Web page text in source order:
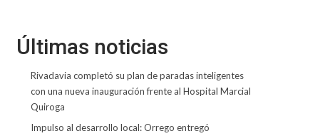
Últimas noticias
Rivadavia completó su plan de paradas inteligentes
con una nueva inauguración frente al Hospital Marcial
Quiroga
Impulso al desarrollo local: Orrego entregó